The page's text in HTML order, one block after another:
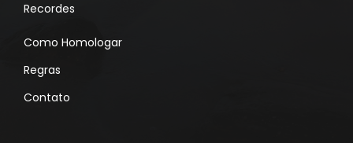
Recordes
Como Homologar
Regras
Contato